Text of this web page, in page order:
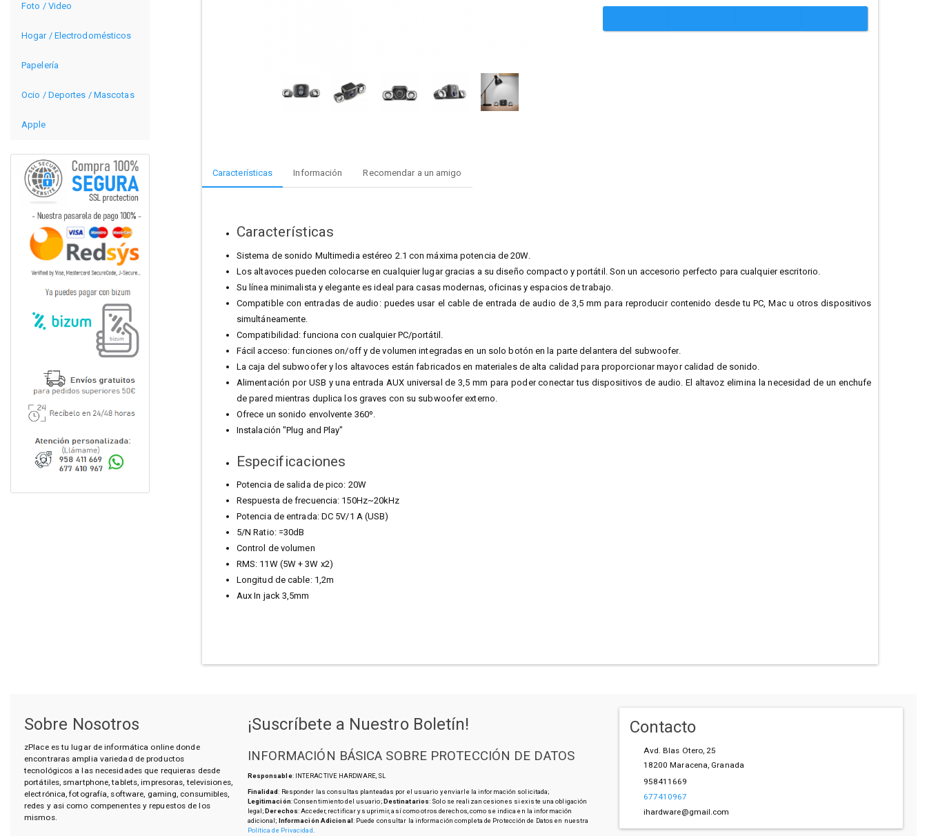
Foto / Video
Hogar / Electrodomésticos
Papelería
Ocio / Deportes / Mascotas
Apple
Características Información Recomendar a un amigo
Características
Sistema de sonido Multimedia estéreo 2.1 con máxima potencia de 20W.
Los altavoces pueden colocarse en cualquier lugar gracias a su diseño compacto y portátil. Son un accesorio perfecto para cualquier escritorio.
Su línea minimalista y elegante es ideal para casas modernas, oficinas y espacios de trabajo.
Compatible con entradas de audio: puedes usar el cable de entrada de audio de 3,5 mm para reproducir contenido desde tu PC, Mac u otros dispositivos
simultáneamente.
Compatibilidad: funciona con cualquier PC/portátil.
Fácil acceso: funciones on/off y de volumen integradas en un solo botón en la parte delantera del subwoofer.
La caja del subwoofer y los altavoces están fabricados en materiales de alta calidad para proporcionar mayor calidad de sonido.
Alimentación por USB y una entrada AUX universal de 3,5 mm para poder conectar tus dispositivos de audio. El altavoz elimina la necesidad de un enchufe
de pared mientras duplica los graves con su subwoofer externo.
Ofrece un sonido envolvente 360º.
Instalación "Plug and Play"
Especificaciones
Potencia de salida de pico: 20W
Respuesta de frecuencia: 150Hz~20kHz
Potencia de entrada: DC 5V/1 A (USB)
5/N Ratio: =30dB
Control de volumen
RMS: 11W (5W + 3W x2)
Longitud de cable: 1,2m
Aux In jack 3,5mm
Sobre Nosotros
zPlace es tu lugar de informática online donde
encontraras amplia variedad de productos
tecnológicos a las necesidades que requieras desde
portátiles, smartphone, tablets, impresoras, televisiones,
electrónica, fotografía, software, gaming, consumibles,
redes y asi como compenentes y repuestos de los
mismos.
¡Suscríbete a Nuestro Boletín!
INFORMACIÓN BÁSICA SOBRE PROTECCIÓN DE DATOS
Responsable: INTERACTIVE HARDWARE, SL
Finalidad: Responder las consultas planteadas por el usuario y enviarle la información solicitada;
Legitimación: Consentimiento del usuario;Destinatarios: Solo se realizan cesiones si existe una obligación
legal;Derechos: Acceder, rectificar y suprimir, así como otros derechos, como se indica en la información
adicional; Información Adicional: Puede consultar la información completa de Protección de Datos en nuestra
Política de Privacidad.
Contacto
Avd. Blas Otero, 25
18200 Maracena, Granada
958411669
677410967
ihardware@gmail.com